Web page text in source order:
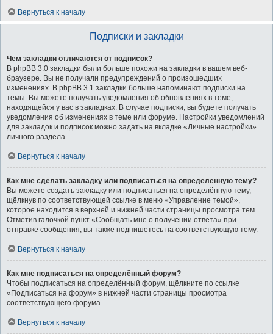
Вернуться к началу
Подписки и закладки
Чем закладки отличаются от подписок?
В phpBB 3.0 закладки были больше похожи на закладки в вашем веб-
браузере. Вы не получали предупреждений о произошедших
изменениях. В phpBB 3.1 закладки больше напоминают подписки на
темы. Вы можете получать уведомления об обновлениях в теме,
находящейся у вас в закладках. В случае подписки, вы будете получать
уведомления об изменениях в теме или форуме. Настройки уведомлений
для закладок и подписок можно задать на вкладке «Личные настройки»
личного раздела.
Вернуться к началу
Как мне сделать закладку или подписаться на определённую тему?
Вы можете создать закладку или подписаться на определённую тему,
щёлкнув по соответствующей ссылке в меню «Управление темой»,
которое находится в верхней и нижней части страницы просмотра тем.
Отметив галочкой пункт «Сообщать мне о получении ответа» при
отправке сообщения, вы также подпишетесь на соответствующую тему.
Вернуться к началу
Как мне подписаться на определённый форум?
Чтобы подписаться на определённый форум, щёлкните по ссылке
«Подписаться на форум» в нижней части страницы просмотра
соответствующего форума.
Вернуться к началу